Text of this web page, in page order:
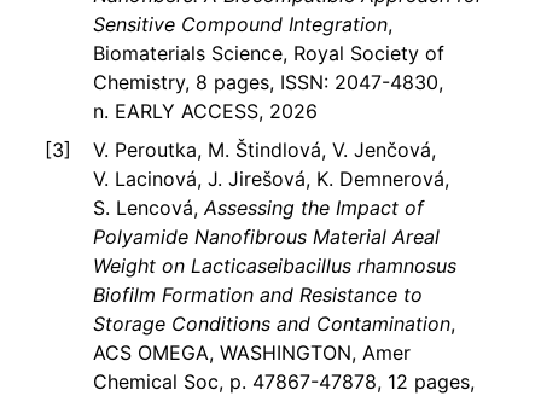
Sensitive Compound Integration,
Biomaterials Science, Royal Society of
Chemistry, 8 pages, ISSN: 2047-4830,
n. EARLY ACCESS, 2026
V. Peroutka, M. Štindlová, V. Jenčová,
V. Lacinová, J. Jirešová, K. Demnerová,
S. Lencová, Assessing the Impact of
Polyamide Nanofibrous Material Areal
Weight on Lacticaseibacillus rhamnosus
Biofilm Formation and Resistance to
Storage Conditions and Contamination,
ACS OMEGA, WASHINGTON, Amer
Chemical Soc, p. 47867-47878, 12 pages,